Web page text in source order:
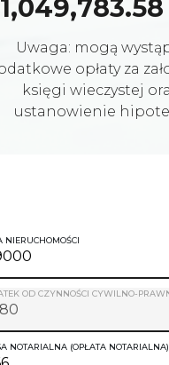
Uwaga: mogą
opłaty za
księgi wieczystej
ustanowienie
NIERUCHOMOŚCI
OD CZYNNOŚCI CYWILNO-
NOTARIALNA (OPŁATA NOTARIALNA)